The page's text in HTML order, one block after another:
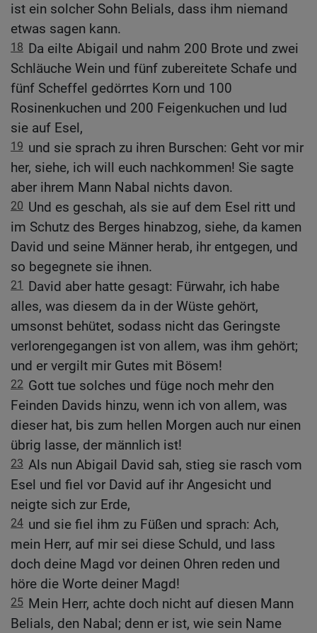
ist ein solcher Sohn Belials, dass ihm niemand
etwas sagen kann.
18 Da eilte Abigail und nahm 200 Brote und zwei
Schläuche Wein und fünf zubereitete Schafe und
fünf Scheffel gedörrtes Korn und 100
Rosinenkuchen und 200 Feigenkuchen und lud
sie auf Esel,
19 und sie sprach zu ihren Burschen: Geht vor mir
her, siehe, ich will euch nachkommen! Sie sagte
aber ihrem Mann Nabal nichts davon.
20 Und es geschah, als sie auf dem Esel ritt und
im Schutz des Berges hinabzog, siehe, da kamen
David und seine Männer herab, ihr entgegen, und
so begegnete sie ihnen.
21
David aber hatte gesagt: Fürwahr, ich habe
alles, was diesem da in der Wüste gehört,
umsonst behütet, sodass nicht das Geringste
verlorengegangen ist von allem, was ihm gehört;
und er vergilt mir Gutes mit Bösem!
22 Gott tue solches und füge noch mehr den
Feinden Davids hinzu, wenn ich von allem, was
dieser hat, bis zum hellen Morgen auch nur einen
übrig lasse, der männlich ist!
23 Als nun Abigail David sah, stieg sie rasch vom
Esel und fiel vor David auf ihr Angesicht und
neigte sich zur Erde,
24 und sie fiel ihm zu Füßen und sprach: Ach,
mein Herr, auf mir sei diese Schuld, und lass
doch deine Magd vor deinen Ohren reden und
höre die Worte deiner Magd!
25 Mein Herr, achte doch nicht auf diesen Mann
Belials, den Nabal; denn er ist, wie sein Name